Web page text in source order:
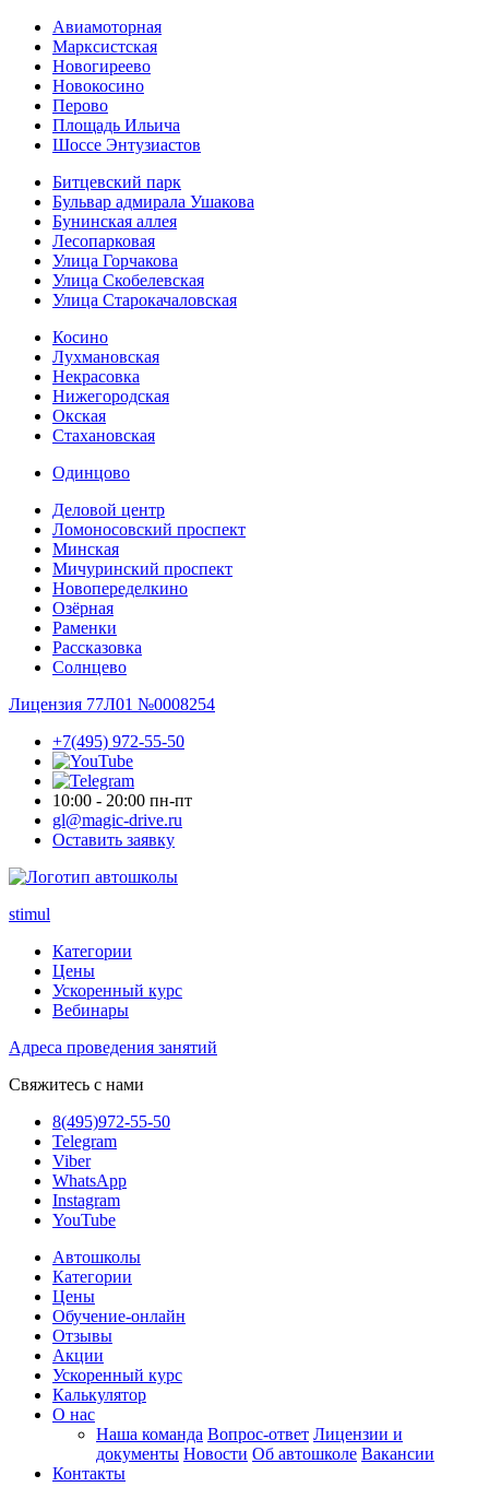
Авиамоторная
Марксистская
Новогиреево
Новокосино
Перово
Площадь Ильича
Шоссе Энтузиастов
Битцевский парк
Бульвар адмирала Ушакова
Бунинская аллея
Лесопарковая
Улица Горчакова
Улица Скобелевская
Улица Старокача­ловская
Косино
Лухмановская
Некрасовка
Нижегородская
Окская
Стахановская
Одинцово
Деловой центр
Ломоносовский проспект
Минская
Мичуринский проспект
Новопере­делкино
Озёрная
Раменки
Рассказовка
Солнцево
Лицензия 77Л01 №0008254
+7(495) 972-55-50
10:00 - 20:00 пн-пт
gl@magic-drive.ru
Оставить заявку
stimul
Категории
Цены
Ускоренный курс
Вебинары
Адреса проведения занятий
Свяжитесь с нами
8(495)972-55-50
Telegram
Viber
WhatsApp
Instagram
YouTube
Автошколы
Категории
Цены
Обучение-онлайн
Отзывы
Акции
Ускоренный курс
Калькулятор
О нас
Наша команда Вопрос-ответ Лицензии и
документы Новости Об автошколе Вакансии
Контакты